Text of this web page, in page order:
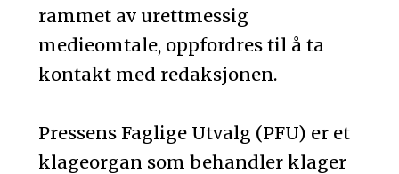
rammet av urettmessig
medieomtale, oppfordres til å ta
kontakt med redaksjonen.
Pressens Faglige Utvalg (PFU) er et
klageorgan som behandler klager